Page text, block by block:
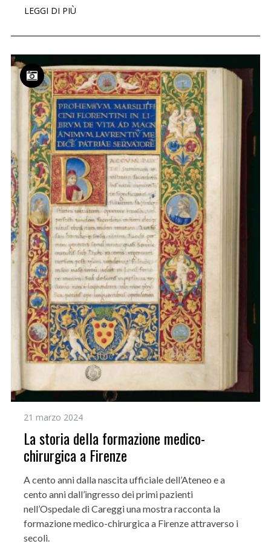
LEGGI DI PIÙ
21 marzo 2024
La storia della formazione medico-
chirurgica a Firenze
A cento anni dalla nascita ufficiale dell’Ateneo e a
cento anni dall’ingresso dei primi pazienti
nell’Ospedale di Careggi una mostra racconta la
formazione medico-chirurgica a Firenze attraverso i
secoli.